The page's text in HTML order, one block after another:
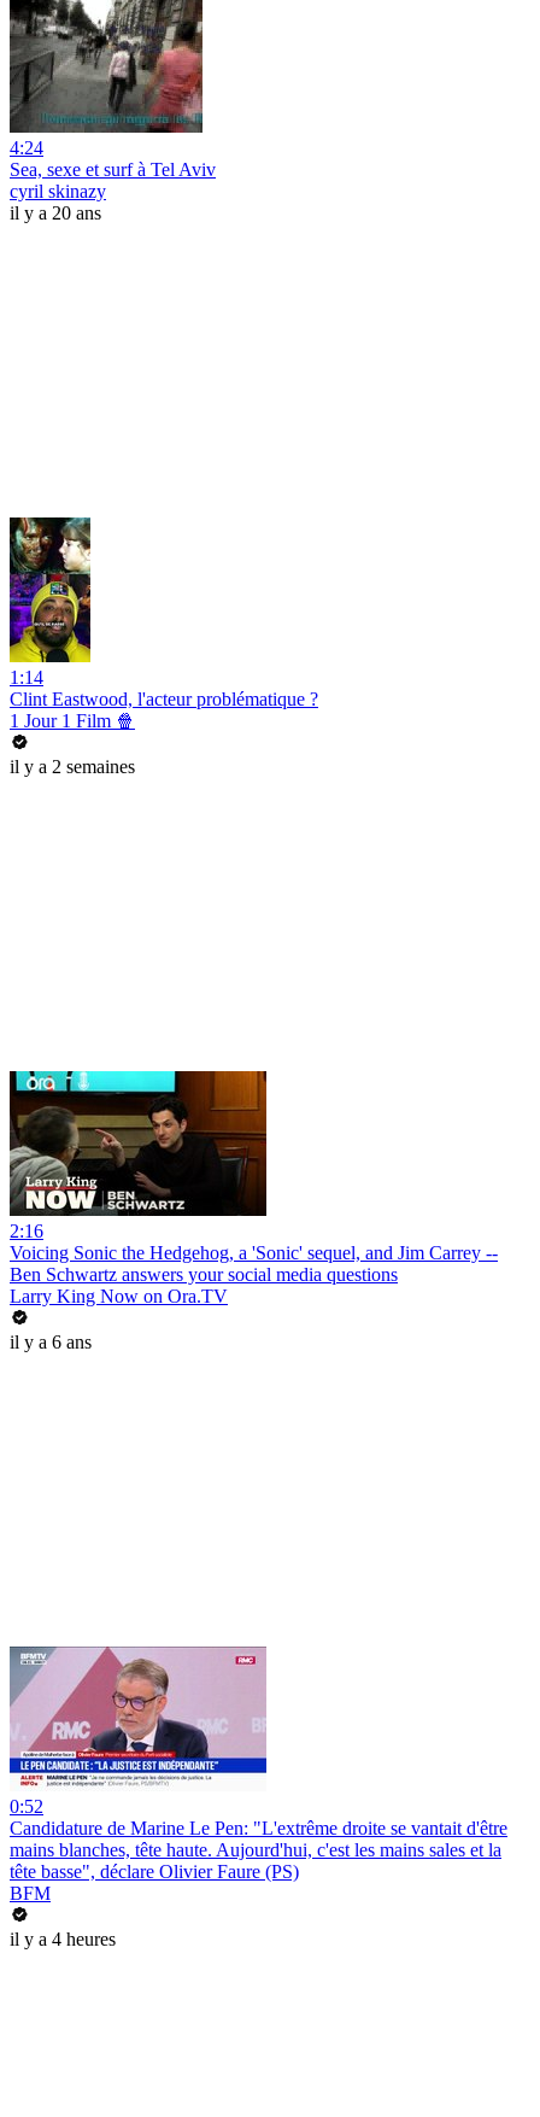
4:24
Sea, sexe et surf à Tel Aviv
cyril skinazy
il y a 20 ans
1:14
Clint Eastwood, l'acteur problématique ?
1 Jour 1 Film 🍿
il y a 2 semaines
2:16
Voicing Sonic the Hedgehog, a 'Sonic' sequel, and Jim Carrey --
Ben Schwartz answers your social media questions
Larry King Now on Ora.TV
il y a 6 ans
0:52
Candidature de Marine Le Pen: "L'extrême droite se vantait d'être
mains blanches, tête haute. Aujourd'hui, c'est les mains sales et la
tête basse", déclare Olivier Faure (PS)
BFM
il y a 4 heures